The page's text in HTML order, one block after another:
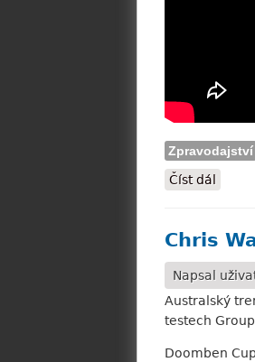
Zpravodajství
Číst dál
Chris
Napsal
Australský
testech
Doomben